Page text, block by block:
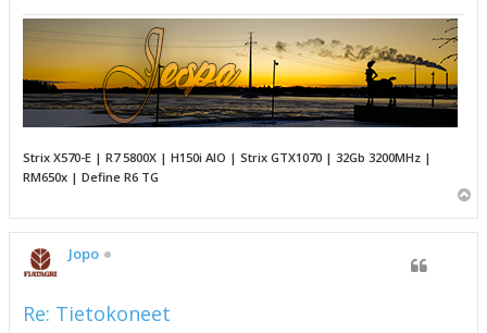
Strix X570-E | R7 5800X | H150i AIO | Strix GTX1070 | 32Gb 3200MHz |
RM650x | Define R6 TG
ö
Jopo
Re: Tietokoneet